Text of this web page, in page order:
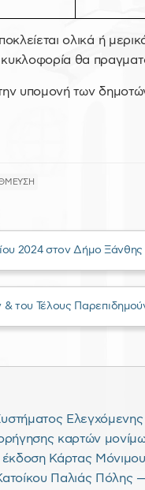
ολικά ή
θα
υπομονή των
2024 στον Δήμο Ξάνθης
του Τέλους
καρτών
Κάρτας
Παλιάς Πόλης —